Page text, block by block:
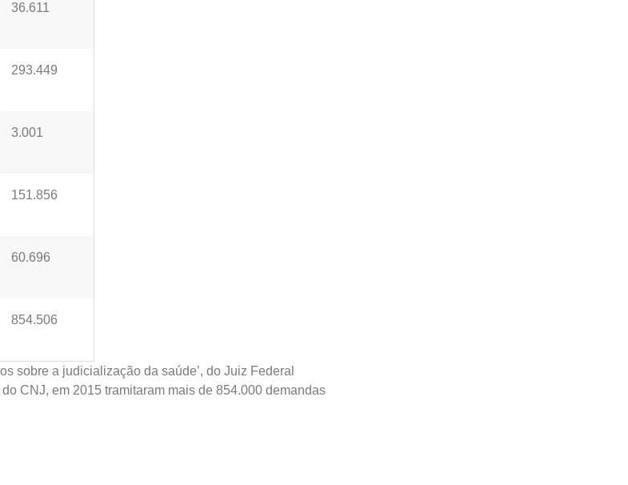
36.611
293.449
3.001
151.856
60.696
854.506
sobre a judicialização da saúde’, do Juiz Federal
CNJ, em 2015 tramitaram mais de 854.000 demandas